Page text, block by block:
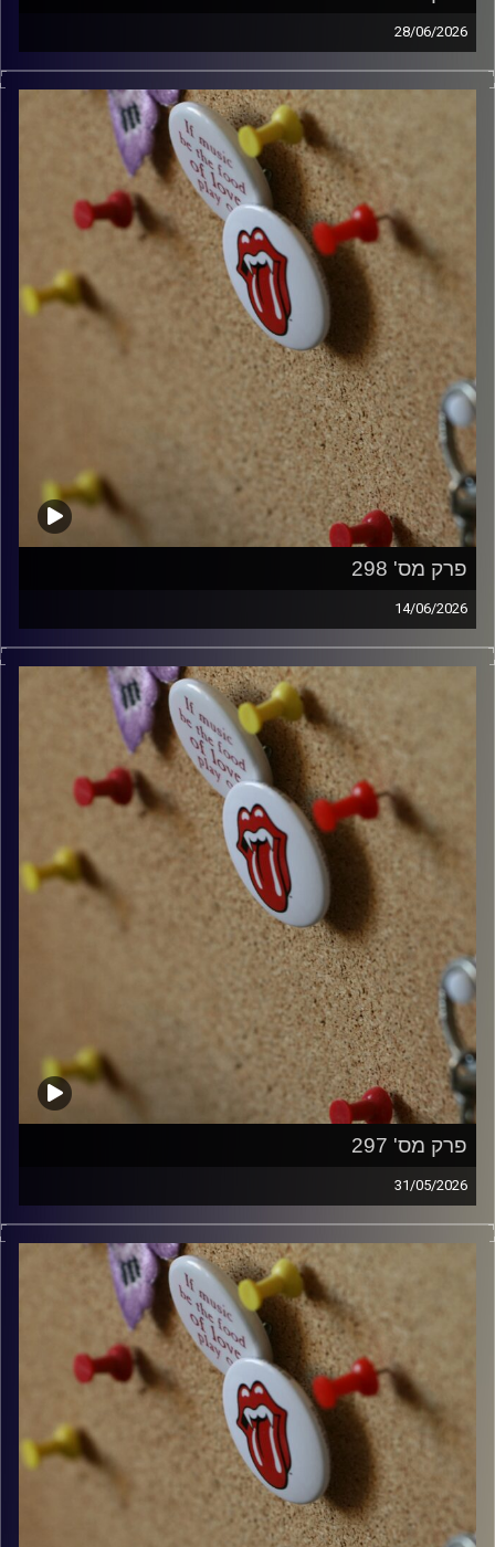
28/06/2026
קלאסיקות רוק עם אורן הוף.
włodi
פרק מס' 298
14/06/2026
קלאסיקות רוק עם אורן הוף.
włodi
פרק מס' 297
31/05/2026
קלאסיקות רוק עם אורן הוף.
włodi